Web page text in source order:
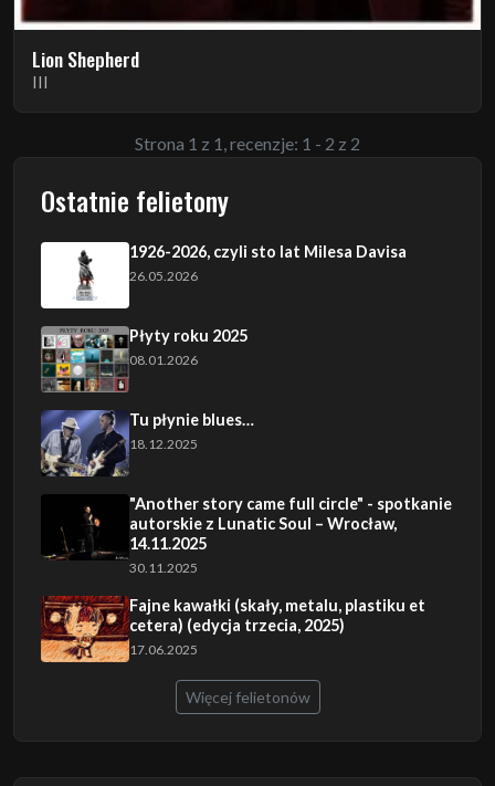
Lion Shepherd
III
Strona 1 z 1, recenzje: 1 - 2 z 2
Ostatnie felietony
1926-2026, czyli sto lat Milesa Davisa
26.05.2026
Płyty roku 2025
08.01.2026
Tu płynie blues…
18.12.2025
"Another story came full circle" - spotkanie
autorskie z Lunatic Soul – Wrocław,
14.11.2025
30.11.2025
Fajne kawałki (skały, metalu, plastiku et
cetera) (edycja trzecia, 2025)
17.06.2025
Więcej felietonów